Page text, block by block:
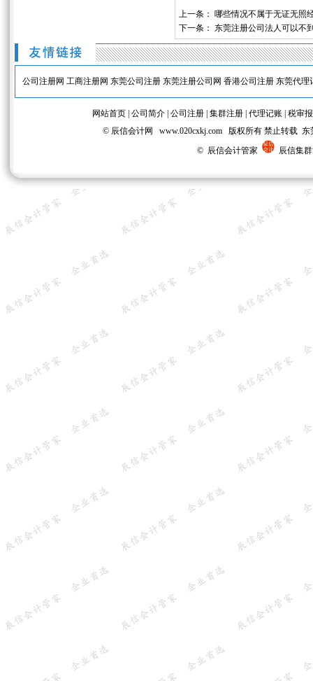
上一条： 哪些情况不属于无证无照
下一条： 东莞注册公司法人可以不
公司注册网 工商注册网 东莞公司注册 东莞注册公司网 香港公司注册 东莞代理
网站首页 公司简介 公司注册 集群注册 代理记账 税审
© 辰信会计网 www.020cxkj.com 版权所有 禁止转载
© 辰信会计管家
辰信集